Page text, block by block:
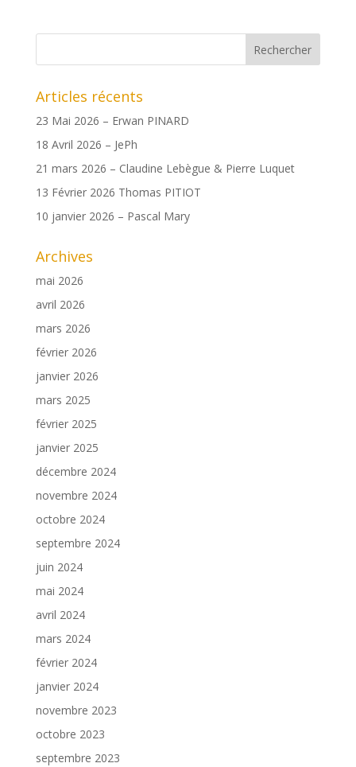
Articles récents
23 Mai 2026 – Erwan PINARD
18 Avril 2026 – JePh
21 mars 2026 – Claudine Lebègue & Pierre Luquet
13 Février 2026 Thomas PITIOT
10 janvier 2026 – Pascal Mary
Archives
mai 2026
avril 2026
mars 2026
février 2026
janvier 2026
mars 2025
février 2025
janvier 2025
décembre 2024
novembre 2024
octobre 2024
septembre 2024
juin 2024
mai 2024
avril 2024
mars 2024
février 2024
janvier 2024
novembre 2023
octobre 2023
septembre 2023